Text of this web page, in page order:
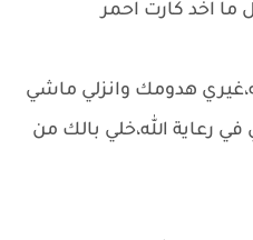
ما اخد كارت احمر
هدومك وانزلي ماشي
رعاية الله،خلي بالك من